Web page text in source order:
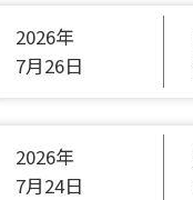
2026年
7月26日
2026年
7月24日